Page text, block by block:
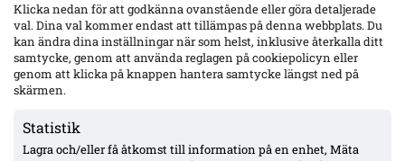
Klicka nedan för att godkänna ovanstående eller göra detaljerade
val. Dina val kommer endast att tillämpas på denna webbplats. Du
kan ändra dina inställningar när som helst, inklusive återkalla ditt
samtycke, genom att använda reglagen på cookiepolicyn eller
genom att klicka på knappen hantera samtycke längst ned på
skärmen.
Statistik
Lagra och/eller få åtkomst till information på en enhet, Mäta
varnar: ”Mjällbys styrka är kollektivet”
AIK utan 13 spelare mot Örgryte – Hove avstängd, Ellingsen
MFF:s Anton Höög med tre raka starter – Helstrup: